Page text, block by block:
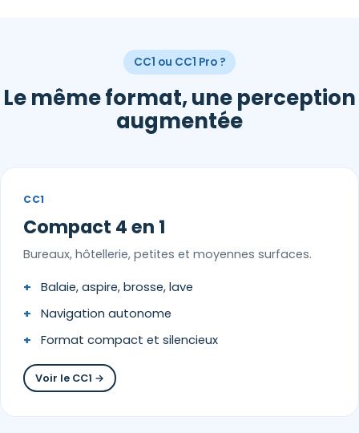
CC1 ou CC1 Pro ?
Le même format, une perception
augmentée
CC1
Compact 4 en 1
Bureaux, hôtellerie, petites et moyennes surfaces.
Balaie, aspire, brosse, lave
Navigation autonome
Format compact et silencieux
Voir le CC1 →